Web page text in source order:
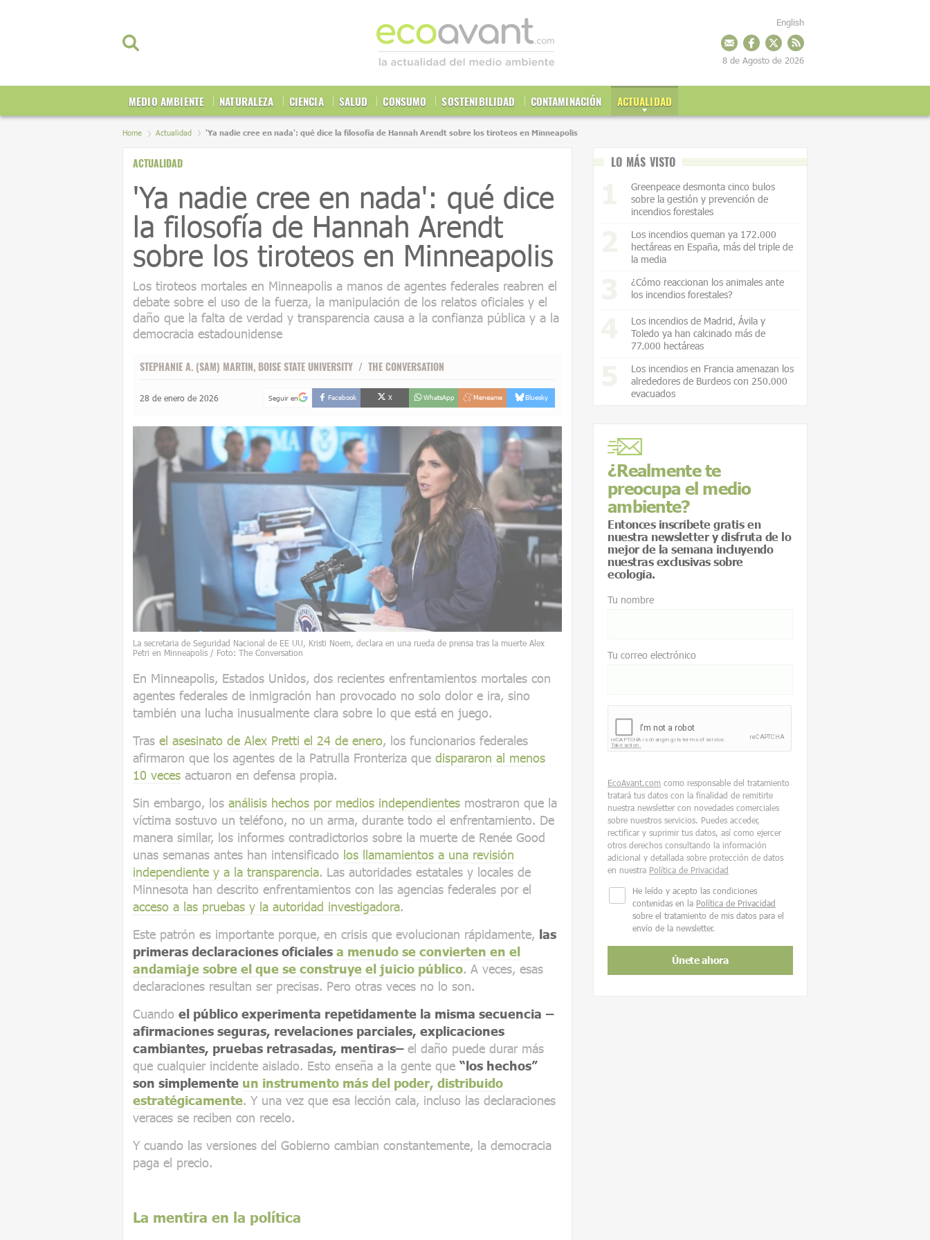
MEDIO AMBIENTE NATURALEZA CIENCIA SALUD CONSUMO SOSTENIBILIDAD CONTAMINACIÓN ACTUALIDAD
English
8 de Agosto de 2026
Home Actualidad 'Ya nadie cree en nada': qué dice la filosofía de Hannah Arendt sobre los tiroteos en Minneapolis
ACTUALIDAD
'Ya nadie cree en nada': qué dice
la filosofía de Hannah Arendt
sobre los tiroteos en Minneapolis
Los tiroteos mortales en Minneapolis a manos de agentes federales reabren el
debate sobre el uso de la fuerza, la manipulación de los relatos oficiales y el
daño que la falta de verdad y transparencia causa a la confianza pública y a la
democracia estadounidense
STEPHANIE A. (SAM) MARTIN, BOISE STATE UNIVERSITY / THE CONVERSATION
28 de enero de 2026 Seguir en Facebook X WhatsApp Meneame Bluesky
La secretaria de Seguridad Nacional de EE UU, Kristi Noem, declara en una rueda de prensa tras la muerte Alex
Petri en Minneapolis / Foto: The Conversation
En Minneapolis, Estados Unidos, dos recientes enfrentamientos mortales con
agentes federales de inmigración han provocado no solo dolor e ira, sino
también una lucha inusualmente clara sobre lo que está en juego.
Tras el asesinato de Alex Pretti el 24 de enero, los funcionarios federales
afirmaron que los agentes de la Patrulla Fronteriza que dispararon al menos
10 veces actuaron en defensa propia.
Sin embargo, los análisis hechos por medios independientes mostraron que la
víctima sostuvo un teléfono, no un arma, durante todo el enfrentamiento. De
manera similar, los informes contradictorios sobre la muerte de Renée Good
unas semanas antes han intensificado los llamamientos a una revisión
independiente y a la transparencia. Las autoridades estatales y locales de
Minnesota han descrito enfrentamientos con las agencias federales por el
acceso a las pruebas y la autoridad investigadora.
Este patrón es importante porque, en crisis que evolucionan rápidamente, las
primeras declaraciones oficiales a menudo se convierten en el
andamiaje sobre el que se construye el juicio público. A veces, esas
declaraciones resultan ser precisas. Pero otras veces no lo son.
Cuando el público experimenta repetidamente la misma secuencia –
afirmaciones seguras, revelaciones parciales, explicaciones
cambiantes, pruebas retrasadas, mentiras–el daño puede durar más
que cualquier incidente aislado. Esto enseña a la gente que “los hechos”
son simplemente un instrumento más del poder, distribuido
estratégicamente. Y una vez que esa lección cala, incluso las declaraciones
veraces se reciben con recelo.
Y cuando las versiones del Gobierno cambian constantemente, la democracia
paga el precio.
La mentira en la política
LO MÁS VISTO
Greenpeace desmonta cinco bulos
sobre la gestión y prevención de
incendios forestales
Los incendios queman ya 172.000
hectáreas en España, más del triple de
la media
¿Cómo reaccionan los animales ante
los incendios forestales?
Los incendios de Madrid, Ávila y
Toledo ya han calcinado más de
77.000 hectáreas
Los incendios en Francia amenazan los
alrededores de Burdeos con 250.000
evacuados
¿Realmente te
preocupa el medio
ambiente?
Entonces inscríbete gratis en
nuestra newsletter y disfruta de lo
mejor de la semana incluyendo
nuestras exclusivas sobre
ecología.
Tu nombre
Tu correo electrónico
EcoAvant.com como responsable del tratamiento
tratará tus datos con la finalidad de remitirte
nuestra newsletter con novedades comerciales
sobre nuestros servicios. Puedes acceder,
rectificar y suprimir tus datos, así como ejercer
otros derechos consultando la información
adicional y detallada sobre protección de datos
en nuestra Política de Privacidad
He leído y acepto las condiciones
contenidas en la Política de Privacidad
sobre el tratamiento de mis datos para el
envío de la newsletter.